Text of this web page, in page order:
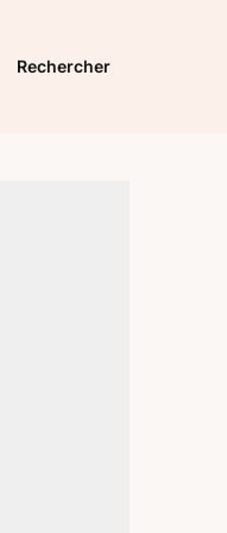
Rechercher